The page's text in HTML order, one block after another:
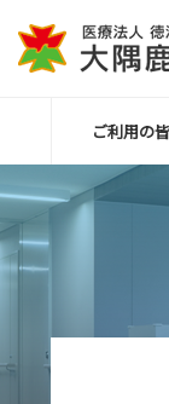
ご利用の